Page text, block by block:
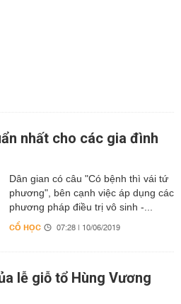
nhất cho các gia đình
Dân gian có câu "Có bệnh thì vái tứ
phương", bên cạnh việc áp dụng các
phương pháp điều trị vô sinh -...
CỔ HỌC 07:28 | 10/06/2019
lễ giỗ tổ Hùng Vương